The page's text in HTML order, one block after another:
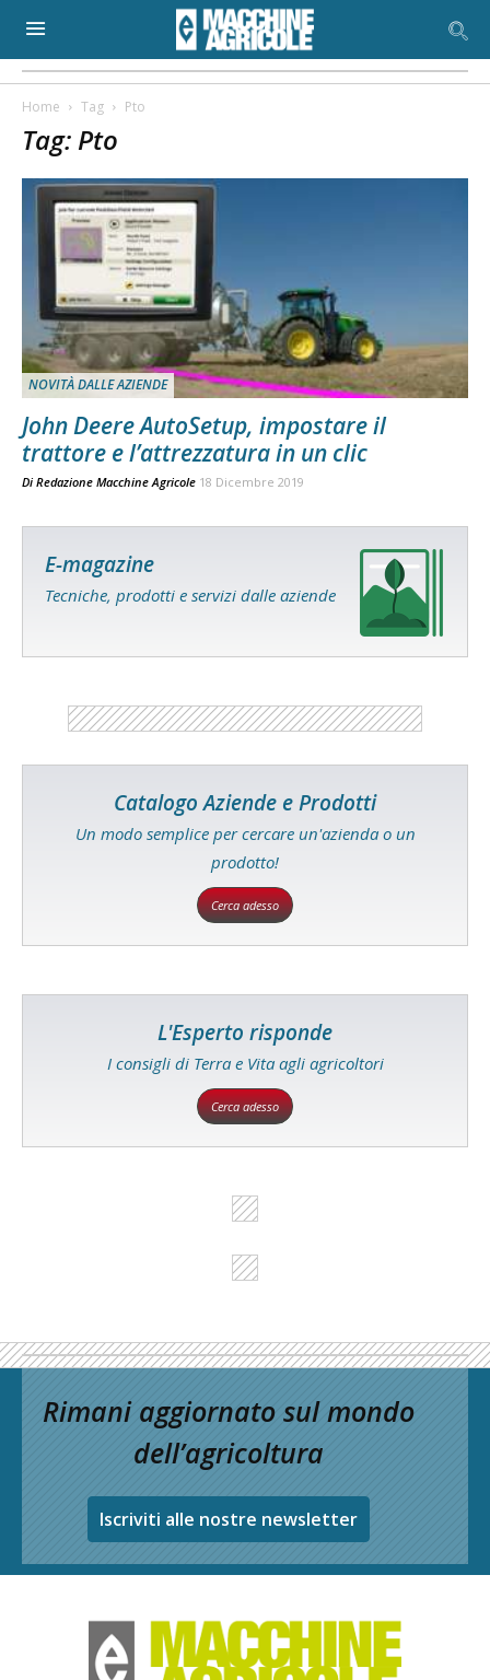
Home Tag Pto
Tag: Pto
NOVITÀ DALLE AZIENDE
John Deere AutoSetup, impostare il
trattore e l’attrezzatura in un clic
Di Redazione Macchine Agricole 18 Dicembre 2019
E-magazine
Tecniche, prodotti e servizi dalle aziende
Catalogo Aziende e Prodotti
Un modo semplice per cercare un'azienda o un
prodotto!
Cerca adesso
L'Esperto risponde
I consigli di Terra e Vita agli agricoltori
Cerca adesso
Rimani aggiornato sul mondo
dell’agricoltura
Iscriviti alle nostre newsletter